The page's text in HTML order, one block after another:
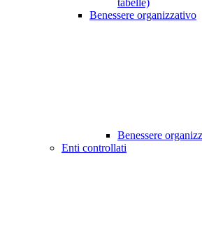
tabelle)
Benessere organizzativo
Benessere
Enti controllati